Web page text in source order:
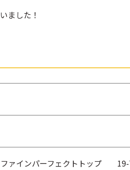
ました！
ファインパーフェクトトップ